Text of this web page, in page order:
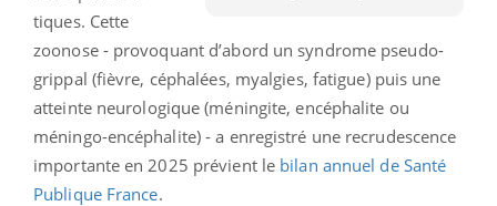
tiques. Cette
zoonose - provoquant d’abord un syndrome pseudo-
grippal (fièvre, céphalées, myalgies, fatigue) puis une
atteinte neurologique (méningite, encéphalite ou
méningo-encéphalite) - a enregistré une recrudescence
importante en 2025 prévient le bilan annuel de Santé
Publique France.